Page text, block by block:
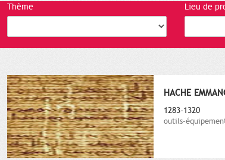
Thème Lieu de
HACHE
1283-1320
outils-